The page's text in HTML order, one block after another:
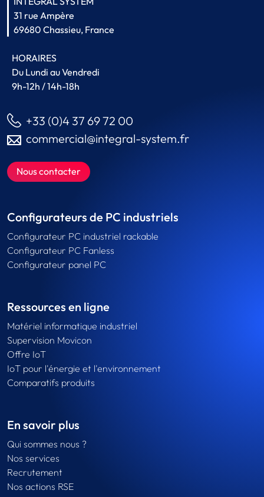
31 rue Ampère
69680 Chassieu, France
HORAIRES
Du Lundi au Vendredi
9h-12h / 14h-18h
+33 (0)4 37 69 72 00
commercial@integral-system.fr
Nous contacter
Configurateurs de PC industriels
Configurateur PC industriel rackable
Configurateur PC Fanless
Configurateur panel PC
Ressources en ligne
Matériel informatique industriel
Supervision Movicon
Offre IoT
IoT pour l'énergie et l'environnement
Comparatifs produits
En savoir plus
Qui sommes nous ?
Nos services
Recrutement
Nos actions RSE